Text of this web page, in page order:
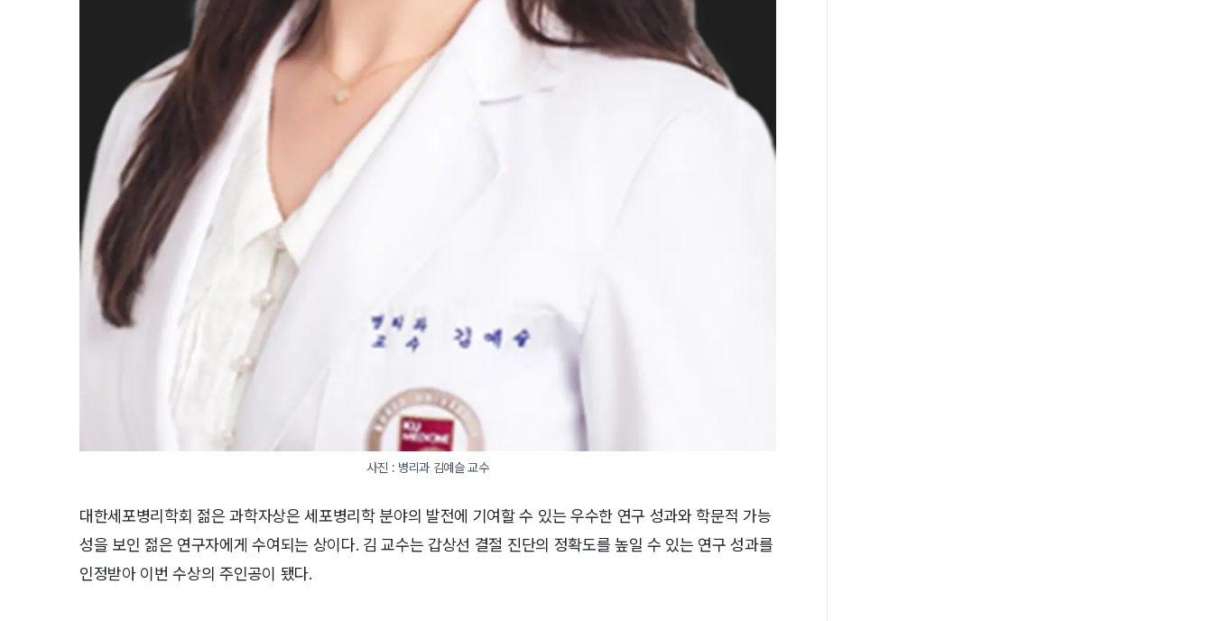
사진 : 병리과 김예슬 교수
대한세포병리학회 젊은 과학자상은 세포병리학 분야의 발전에 기여할 수 있는 우수한 연구 성과와 학문적 가능
성을 보인 젊은 연구자에게 수여되는 상이다. 김 교수는 갑상선 결절 진단의 정확도를 높일 수 있는 연구 성과를
인정받아 이번 수상의 주인공이 됐다.